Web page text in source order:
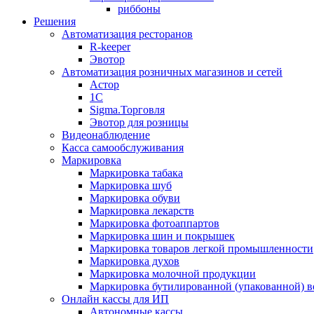
риббоны
Решения
Автоматизация ресторанов
R-keeper
Эвотор
Автоматизация розничных магазинов и сетей
Астор
1С
Sigma.Торговля
Эвотор для розницы
Видеонаблюдение
Касса самообслуживания
Маркировка
Маркировка табака
Маркировка шуб
Маркировка обуви
Маркировка лекарств
Маркировка фотоаппартов
Маркировка шин и покрышек
Маркировка товаров легкой промышленности
Маркировка духов
Маркировка молочной продукции
Маркировка бутилированной (упакованной)
Онлайн кассы для ИП
Автономные кассы